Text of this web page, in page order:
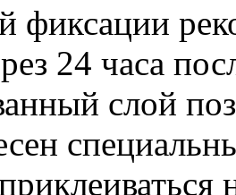
фиксации
24 часа
слой